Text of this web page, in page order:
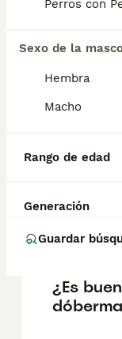
Perros con
Sexo de la
Hembra
Macho
Rango de edad
Generación
Guardar
Preguntas
¿Cuánto
El coste
Dobermann
pueden
pedigrí, la
¿Es